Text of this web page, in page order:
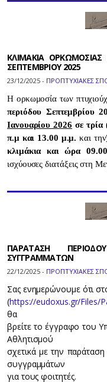
ΚΛΙΜΑΚΙΑ ΟΡΚΩΜΟΣΙΑΣ
ΣΕΠΤΕΜΒΡΙΟΥ 2025
23/12/2025 - ΠΡΟΠΤΥΧΙΑΚΕΣ
Η ορκωμοσία των
περιόδου Σεπτεμβρίου
Ιανουαρίου 2026 σε τρία
π.μ και 13.00 μ.μ. και την
κλιμάκια και ώρα
ισχύουσες διατάξεις στη
ΠΑΡΑΤΑΣΗ
ΣΥΓΓΡΑΜΜΑΤΩΝ
22/12/2025 - ΠΡΟΠΤΥΧΙΑΚΕΣ
Σας ενημερώνουμε ότι
(https://eudoxus.gr/Files/
θα
βρείτε το έγγραφο του
Αθλητισμού
σχετικά με την
συγγραμμάτων
για τους φοιτητές.